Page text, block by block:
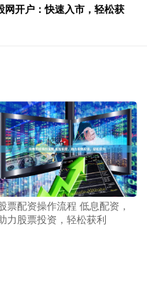
开户：快速入市，轻松获
票配资操作流程 低息配资，
力股票投资，轻松获利